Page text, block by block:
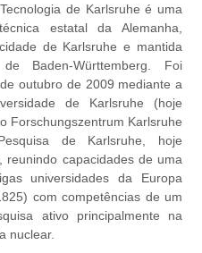
de Karlsruhe é uma
estatal da Alemanha,
de Karlsruhe e mantida
Baden-Württemberg. Foi
outubro de 2009 mediante a
de Karlsruhe (hoje
Forschungszentrum Karlsruhe
de Karlsruhe, hoje
reunindo capacidades de uma
universidades da Europa
com competências de um
ativo principalmente na
nuclear.